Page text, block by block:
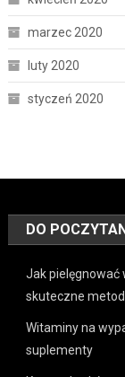
marzec 2020
luty 2020
styczeń 2020
DO
Jak pielęgnować
skuteczne
Witaminy na
suplementy